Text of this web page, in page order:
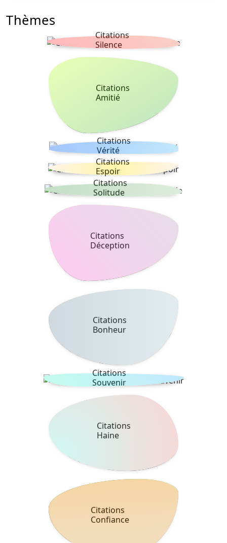
Thèmes
Citations
Silence
Citations
Amitié
Citations
Vérité
Citations
Espoir
Citations
Solitude
Citations
Déception
Citations
Bonheur
Citations
Souvenir
Citations
Haine
Citations
Confiance